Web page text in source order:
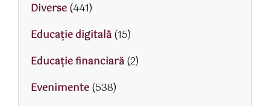
Diverse(441)
Educaţie digitală(15)
Educaţie financiară(2)
Evenimente(538)